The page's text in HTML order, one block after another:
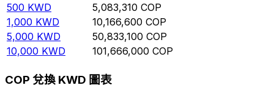
500 KWD 5,083,310 COP
1,000 KWD 10,166,600 COP
5,000 KWD 50,833,100 COP
10,000 KWD 101,666,000 COP
COP 兌換 KWD 圖表